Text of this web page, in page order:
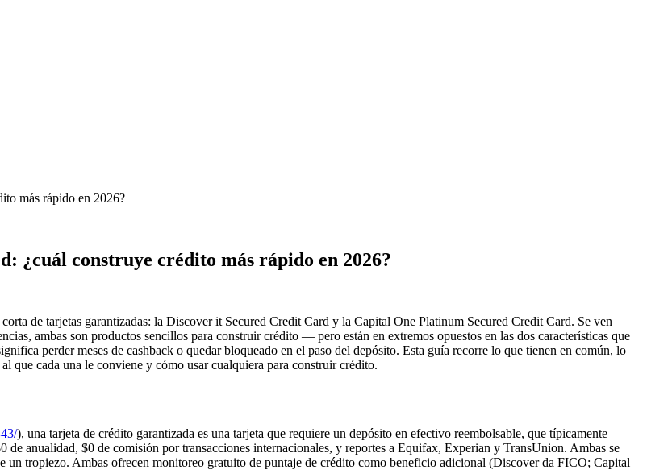
más rápido en 2026?
¿cuál construye crédito más rápido en 2026?
de tarjetas garantizadas: la Discover it Secured Credit Card y la Capital One Platinum Secured Credit Card. Se ven
ambas son productos sencillos para construir crédito — pero están en extremos opuestos en las dos características que
perder meses de cashback o quedar bloqueado en el paso del depósito. Esta guía recorre lo que tienen en común, lo
que cada una le conviene y cómo usar cualquiera para construir crédito.
), una tarjeta de crédito garantizada es una tarjeta que requiere un depósito en efectivo reembolsable, que típicamente
de anualidad, $0 de comisión por transacciones internacionales, y reportes a Equifax, Experian y TransUnion. Ambas se
un tropiezo. Ambas ofrecen monitoreo gratuito de puntaje de crédito como beneficio adicional (Discover da FICO; Capital